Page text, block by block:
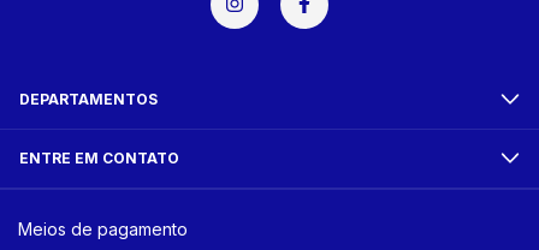
DEPARTAMENTOS
ENTRE EM CONTATO
Meios de pagamento